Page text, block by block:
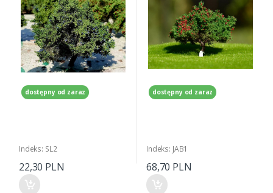
dostępny od zaraz
Indeks: SL2
22,30 PLN
dostępny od zaraz
Indeks: JAB1
68,70 PLN